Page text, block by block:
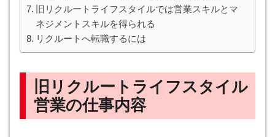
旧リクルートライフスタイルでは営業スキルとマ
ネジメントスキルを得られる
リクルートへ転職するには
旧リクルートライフスタイル
営業の仕事内容